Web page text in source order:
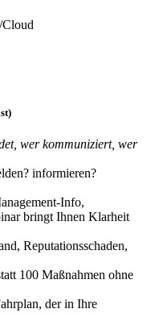
Cloud
wer kommuniziert, wer
informieren?
Info,
bringt Ihnen Klarheit
Reputationsschaden,
100 Maßnahmen ohne
der in Ihre